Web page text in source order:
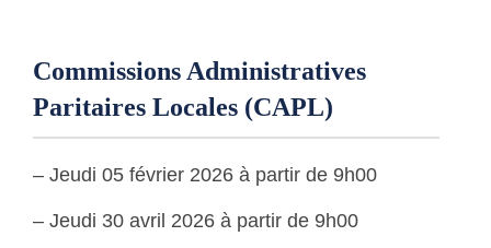
Commissions Administratives
Paritaires Locales (CAPL)
– Jeudi 05 février 2026 à partir de 9h00
– Jeudi 30 avril 2026 à partir de 9h00